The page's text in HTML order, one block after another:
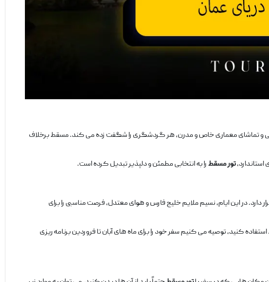
و تماشای معماری خاص و مدرن، هر گردشگری را شگفت‌ زده می ‌کند. مسقط برخلاف
تور مسقط را به انتخابی مطمئن و دلپذیر تبدیل کرده است.
در این ایام، نسیم ملایم خلیج فارس و هوای معتدل، فرصت مناسبی را برای
استفاده کنید، توصیه می ‌کنیم سفر خود را برای ماه‌ های آبان تا فروردین برنامه‌ ریزی